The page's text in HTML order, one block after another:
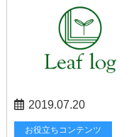
2019.07.20
お役立ちコンテンツ